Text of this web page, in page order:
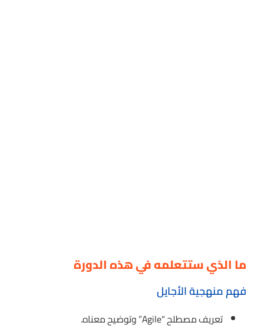
ما الذي ستتعلمه في هذه الدورة
فهم منهجية الأجايل
تعريف مصطلح “Agile” وتوضيح معناه.